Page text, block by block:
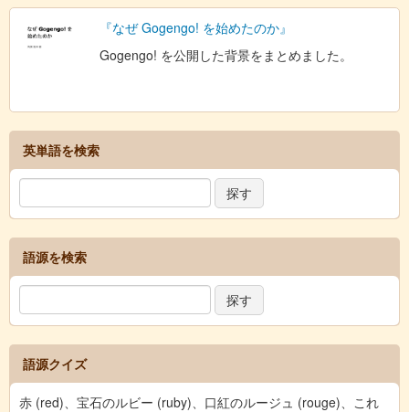
『なぜ Gogengo! を始めたのか』
Gogengo! を公開した背景をまとめました。
英単語を検索
語源を検索
語源クイズ
赤 (red)、宝石のルビー (ruby)、口紅のルージュ (rouge)、これ